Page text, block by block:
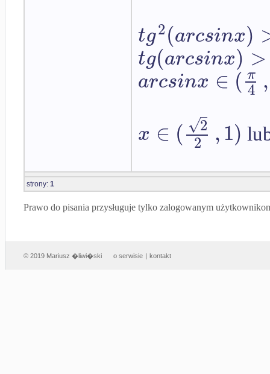
tg2(arcsinx)
tg(arcsinx) >
arcsinx ∈ ( π
4 ,
x ∈ ( 2
√
2 ,1)
strony: 1
Prawo do pisania przysługuje tylko zalogowanym
© 2019 Mariusz �liwi�ski o serwisie | kontakt